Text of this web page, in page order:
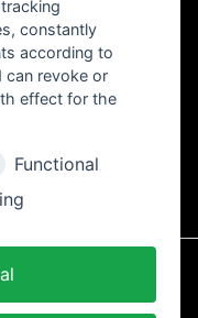
constantly
according to
can revoke or
effect for the
Functional